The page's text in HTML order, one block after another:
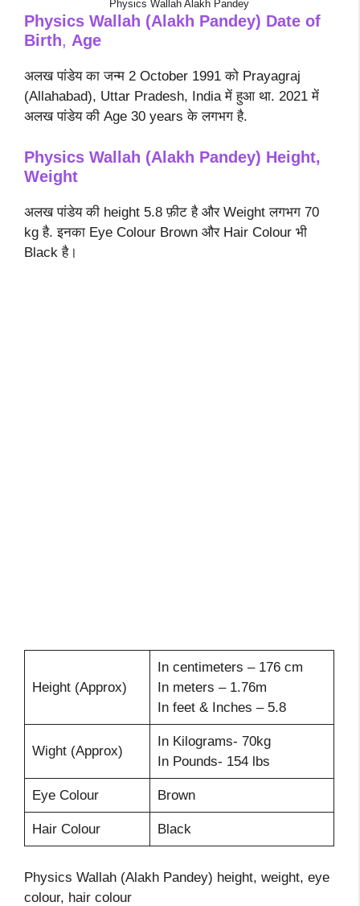
Physics Wallah Alakh Pandey
Physics Wallah (Alakh Pandey) Date of
Birth, Age
अलख पांडेय का जन्म 2 October 1991 को Prayagraj
(Allahabad), Uttar Pradesh, India में हुआ था. 2021 में
अलख पांडेय की Age 30 years के लगभग है.
Physics Wallah (Alakh Pandey) Height,
Weight
अलख पांडेय की height 5.8 फ़ीट है और Weight लगभग 70
kg है. इनका Eye Colour Brown और Hair Colour भी
Black है।
Height (Approx)
In centimeters – 176 cm
In meters – 1.76m
In feet & Inches – 5.8
Wight (Approx)
In Kilograms- 70kg
In Pounds- 154 lbs
Eye Colour Brown
Hair Colour Black
Physics Wallah (Alakh Pandey) height, weight, eye
colour, hair colour